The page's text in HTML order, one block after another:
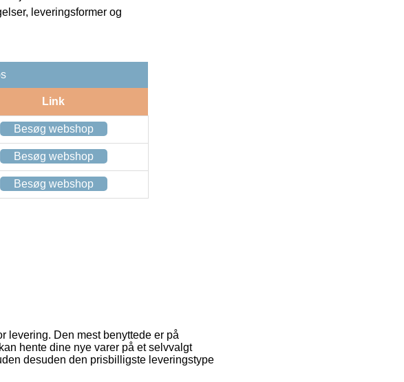
leveringsformer og
Link
Besøg webshop
Besøg webshop
Besøg webshop
levering. Den mest benyttede er på
hente dine nye varer på et selvvalgt
desuden den prisbilligste leveringstype